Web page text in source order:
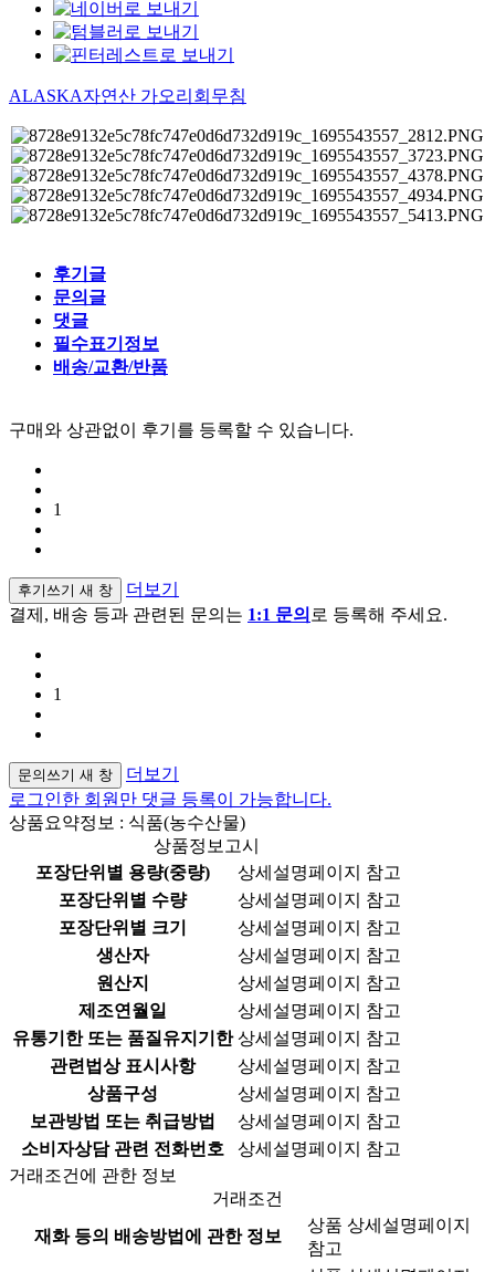
ALASKA자연산 가오리회무침
후기글
문의글
댓글
필수표기정보
배송/교환/반품
구매와 상관없이 후기를 등록할 수 있습니다.
1
후기쓰기 새 창
더보기
결제, 배송 등과 관련된 문의는 1:1 문의 로 등록해 주세요.
1
문의쓰기 새 창
더보기
로그인한 회원만 댓글 등록이 가능합니다.
상품요약정보 : 식품(농수산물)
상품정보고시
포장단위별 용량(중량)
상세설명페이지 참고
포장단위별 수량
상세설명페이지 참고
포장단위별 크기
상세설명페이지 참고
생산자
상세설명페이지 참고
원산지
상세설명페이지 참고
제조연월일
상세설명페이지 참고
유통기한 또는 품질유지기한 상세설명페이지 참고
관련법상 표시사항
상세설명페이지 참고
상품구성
상세설명페이지 참고
보관방법 또는 취급방법
상세설명페이지 참고
소비자상담 관련 전화번호
상세설명페이지 참고
거래조건에 관한 정보
거래조건
재화 등의 배송방법에 관한 정보
상품 상세설명페이지
참고